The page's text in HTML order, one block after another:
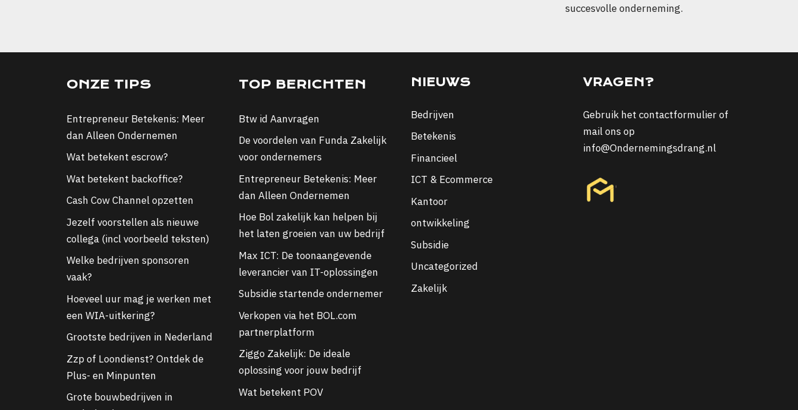
succesvolle onderneming.
ONZE TIPS
Entrepreneur Betekenis: Meer
dan Alleen Ondernemen
Wat betekent escrow?
Wat betekent backoffice?
Cash Cow Channel opzetten
Jezelf voorstellen als nieuwe
collega (incl voorbeeld teksten)
Welke bedrijven sponsoren
vaak?
Hoeveel uur mag je werken met
een WIA-uitkering?
Grootste bedrijven in Nederland
Zzp of Loondienst? Ontdek de
Plus- en Minpunten
Grote bouwbedrijven in
TOP BERICHTEN
Btw id Aanvragen
De voordelen van Funda Zakelijk
voor ondernemers
Entrepreneur Betekenis: Meer
dan Alleen Ondernemen
Hoe Bol zakelijk kan helpen bij
het laten groeien van uw bedrijf
Max ICT: De toonaangevende
leverancier van IT-oplossingen
Subsidie startende ondernemer
Verkopen via het BOL.com
partnerplatform
Ziggo Zakelijk: De ideale
oplossing voor jouw bedrijf
Wat betekent POV
NIEUWS
Bedrijven
Betekenis
Financieel
ICT & Ecommerce
Kantoor
ontwikkeling
Subsidie
Uncategorized
Zakelijk
VRAGEN?
Gebruik het contactformulierof
mail ons op
info@Ondernemingsdrang.nl